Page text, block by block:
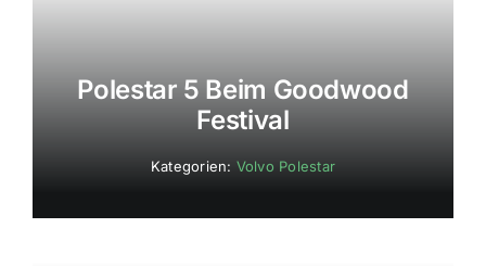
Polestar 5 Beim Goodwood
Festival
Kategorien: Volvo Polestar